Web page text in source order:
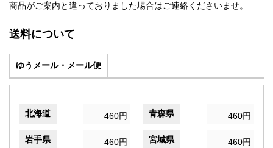
商品がご案内と違っておりました場合はご連絡くださいませ。
送料について
ゆうメール・メール便
北海道 460円 青森県 460円
岩手県 460円 宮城県 460円